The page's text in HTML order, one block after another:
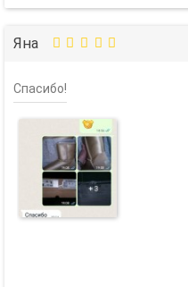
Яна
Спасибо!